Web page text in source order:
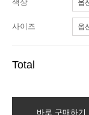
색상
사이즈
바로 구매하기